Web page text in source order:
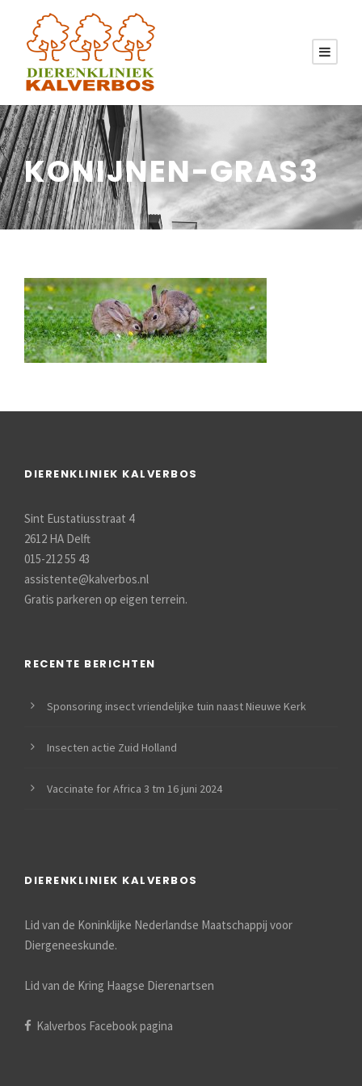
KONIJNEN-GRAS3
DIERENKLINIEK KALVERBOS
Sint Eustatiusstraat 4
2612 HA Delft
015-212 55 43
assistente@kalverbos.nl
Gratis parkeren op eigen terrein.
RECENTE BERICHTEN
Sponsoring insect vriendelijke tuin naast Nieuwe Kerk
Insecten actie Zuid Holland
Vaccinate for Africa 3 tm 16 juni 2024
DIERENKLINIEK KALVERBOS
Lid van de Koninklijke Nederlandse Maatschappij voor
Diergeneeskunde.
Lid van de Kring Haagse Dierenartsen
Kalverbos Facebook pagina